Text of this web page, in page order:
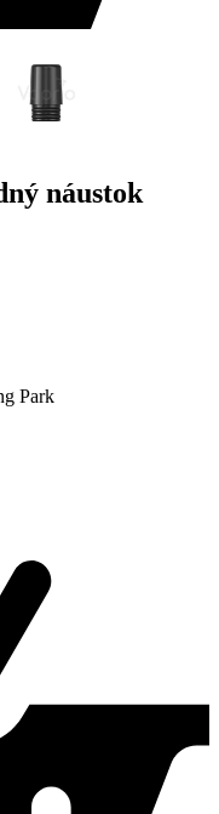
náustok
Park